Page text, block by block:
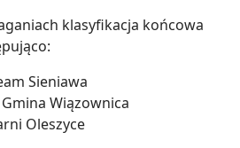
klasyfikacja końcowa
Sieniawa
Gmina Wiązownica
Oleszyce